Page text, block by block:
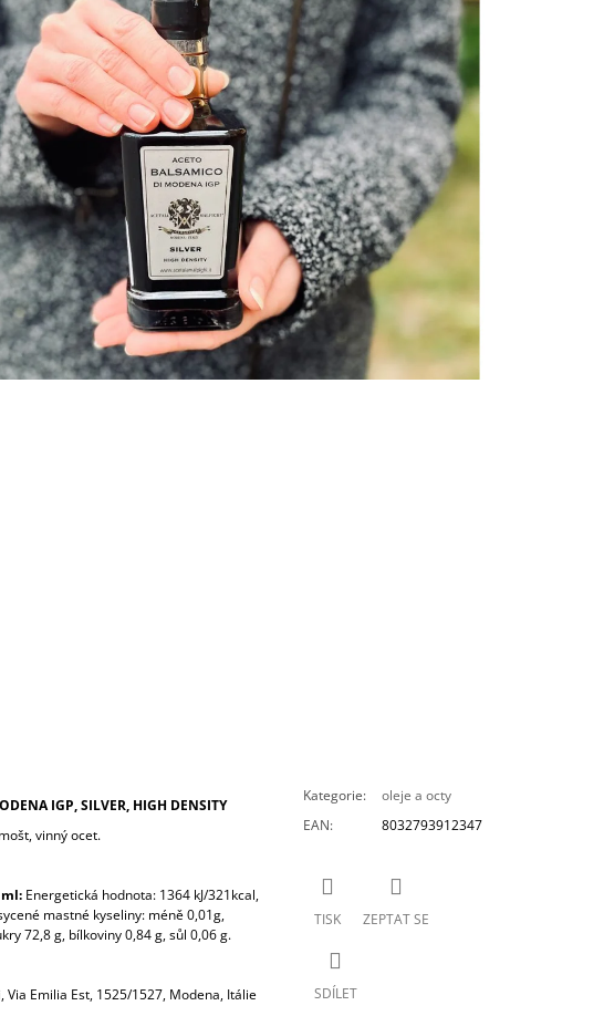
IGP, SILVER, HIGH DENSITY
vinný ocet.
Energetická hodnota: 1364 kJ/321kcal,
mastné kyseliny: méně 0,01g,
72,8 g, bílkoviny 0,84 g, sůl 0,06 g.
Emilia Est, 1525/1527, Modena, Itálie
Kategorie:
oleje a octy
EAN: 8032793912347
TISK ZEPTAT SE
SDÍLET
Kč